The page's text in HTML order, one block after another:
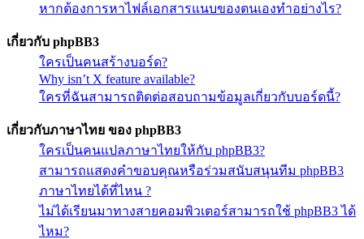
หากต้องการหาไฟล์เอกสารแนบของตนเองทำอย่างไร?
เกี่ยวกับ phpBB3
ใครเป็นคนสร้างบอร์ด?
Why isn’t X feature available?
ใครที่ฉันสามารถติดต่อสอบถามข้อมูลเกี่ยวกับบอร์ดนี้?
เกี่ยวกับภาษาไทย ของ phpBB3
ใครเป็นคนแปลภาษาไทยให้กับ phpBB3?
สามารถแสดงคำขอบคุณหรือร่วมสนับสนุนทีม phpBB3
ภาษาไทยได้ที่ไหน ?
ไม่ได้เรียนมาทางสายคอมพิวเตอร์สามารถใช้ phpBB3 ได้
ไหม?